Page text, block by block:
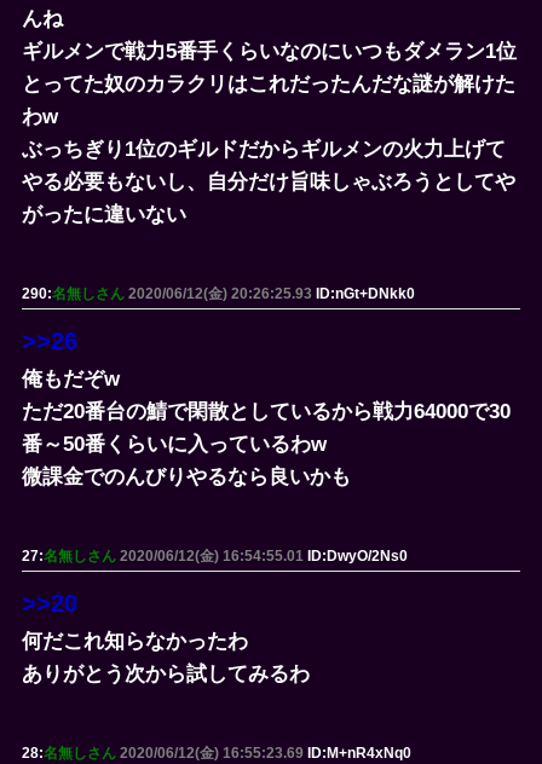
んね
ギルメンで戦力5番手くらいなのにいつもダメラン1位
とってた奴のカラクリはこれだったんだな謎が解けた
わw
ぶっちぎり1位のギルドだからギルメンの火力上げて
やる必要もないし、自分だけ旨味しゃぶろうとしてや
がったに違いない
290:名無しさん 2020/06/12(金) 20:26:25.93 ID:nGt+DNkk0
>>26
俺もだぞw
ただ20番台の鯖で閑散としているから戦力64000で30
番～50番くらいに入っているわw
微課金でのんびりやるなら良いかも
27:名無しさん 2020/06/12(金) 16:54:55.01 ID:DwyO/2Ns0
>>20
何だこれ知らなかったわ
ありがとう次から試してみるわ
28:名無しさん 2020/06/12(金) 16:55:23.69 ID:M+nR4xNq0